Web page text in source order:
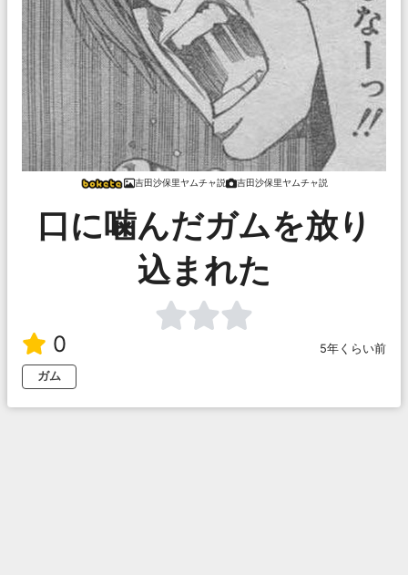
吉田沙保里ヤムチャ説 吉田沙保里ヤムチャ説
口に噛んだガムを放り
込まれた
0
5年くらい前
ガム